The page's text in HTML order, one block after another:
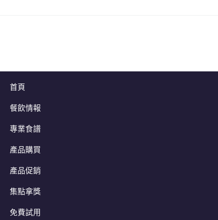
首頁
餐飲情報
專業食譜
產品購買
產品促銷
集點拿獎
免費試用